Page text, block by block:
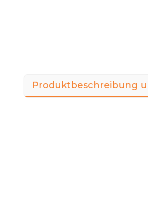
Produktbeschreibung